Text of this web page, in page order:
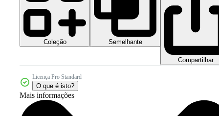
Coleção Semelhante
Compartilhar
Licença Pro Standard
O que é isto?
Mais informações